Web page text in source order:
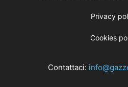
Privacy
Cookies
Contattaci: